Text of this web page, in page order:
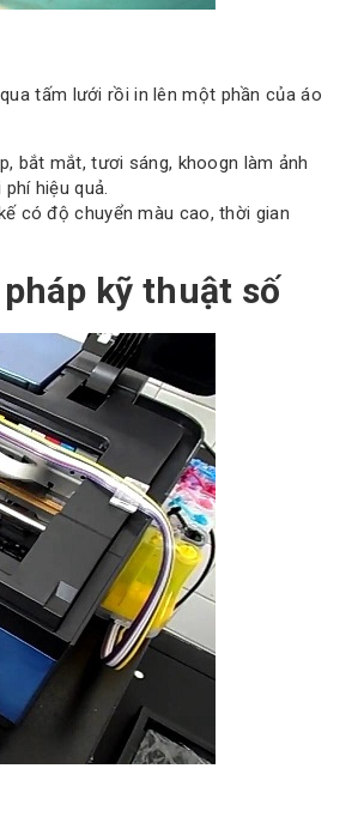
tấm lưới rồi in lên một phần của áo
bắt mắt, tươi sáng, khoogn làm ảnh
hiệu quả.
có độ chuyển màu cao, thời gian
kỹ thuật số